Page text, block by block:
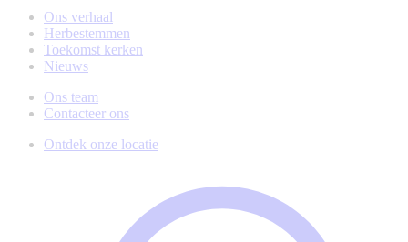
Ons verhaal
Herbestemmen
Toekomst kerken
Nieuws
Ons team
Contacteer ons
Ontdek onze locatie